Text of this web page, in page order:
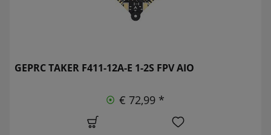
GEPRC TAKER F411-12A-E 1-2S FPV AIO
€ 72,99 *